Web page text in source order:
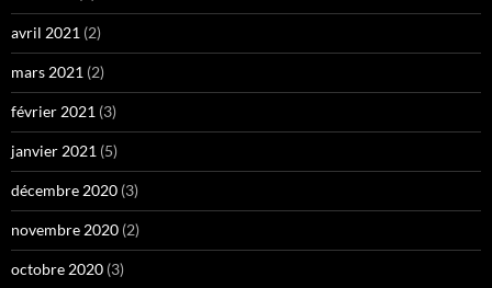
avril 2021 (2)
mars 2021 (2)
février 2021 (3)
janvier 2021 (5)
décembre 2020 (3)
novembre 2020 (2)
octobre 2020 (3)